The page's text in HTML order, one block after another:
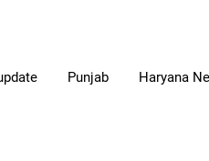
Punjab Haryana